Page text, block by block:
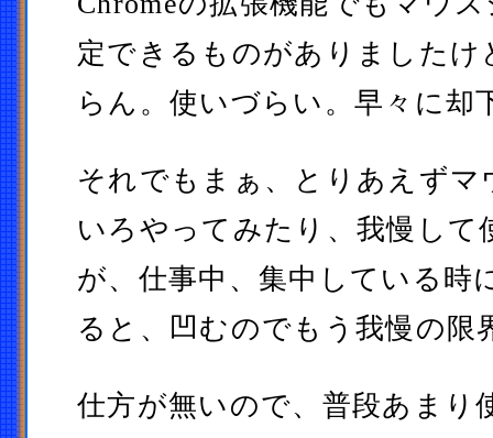
定できるものがありましたけ
らん。使いづらい。早々に却
それでもまぁ、とりあえずマ
いろやってみたり、我慢して
が、仕事中、集中している時
ると、凹むのでもう我慢の限
仕方が無いので、普段あまり